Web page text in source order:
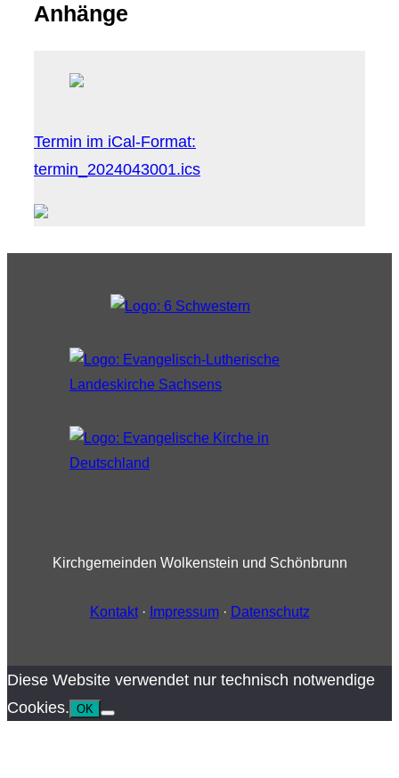
Anhänge
Termin im iCal-Format:
termin_2024043001.ics
Kirchgemeinden Wolkenstein und Schönbrunn
Kontakt· Impressum· Datenschutz
Diese Website verwendet nur technisch notwendige
Cookies. OK